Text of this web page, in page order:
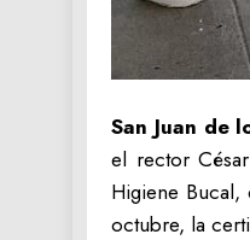
San Juan de
el rector
Higiene
octubre, la